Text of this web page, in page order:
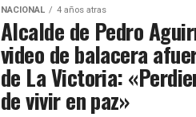
NACIONAL 4 años atras
Alcalde de Pedro
video de balacera
de La Victoria:
de vivir en paz»